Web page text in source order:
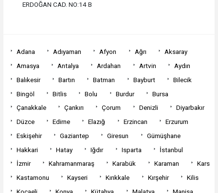
ERDOĞAN CAD. NO:14 B
Adana Adıyaman Afyon Ağrı
Aksaray
Amasya
Antalya Ardahan Artvin
Aydın
Balıkesir
Bartın Batman Bayburt
Bilecik
Bingöl
Bitlis Bolu Burdur
Bursa
Çanakkale
Çankırı Çorum Denizli
Diyarbakır
Düzce
Edirne Elazığ Erzincan
Erzurum
Eskişehir
Gaziantep Giresun
Gümüşhane
Hakkari
Hatay Iğdır Isparta
İstanbul
İzmir
Kahramanmaraş Karabük Karaman
Kars
Kastamonu
Kayseri Kırıkkale Kırşehir
Kilis